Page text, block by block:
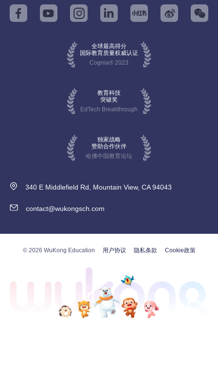
全球最高得分
国际教育质量权威认证
Cognia® 2023
教育科技
突破奖
EdTech Breakthrough
独家战略
赞助合作伙伴
哈佛中国教育论坛
340 E Middlefield Rd, Mountain View, CA 94043
contact@wukongsch.com
© 2026 WuKong Education 用户协议 隐私条款 Cookie政策